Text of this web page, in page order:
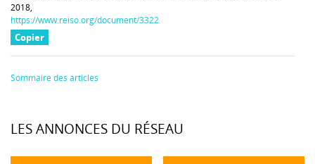
2018,
https://www.reiso.org/document/3322
Copier
Sommaire des articles
LES ANNONCES DU RÉSEAU